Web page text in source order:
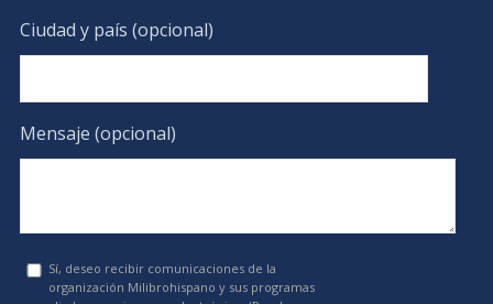
Ciudad y país (opcional)
Mensaje (opcional)
Sí, deseo recibir comunicaciones de la
organización Milibrohispano y sus programas